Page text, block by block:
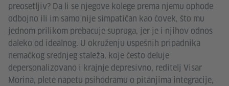
preosetljiv? Da li se njegove kolege prema njemu ophode
odbojno ili im samo nije simpatičan kao čovek, što mu
jednom prilikom prebacuje supruga, jer je i njihov odnos
daleko od idealnog. U okruženju uspešnih pripadnika
nemačkog srednjeg staleža, koje često deluje
depersonalizovano i krajnje depresivno, reditelj Visar
Morina, plete napetu psihodramu o pitanjima integracije,